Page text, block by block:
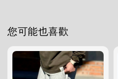
您可能也喜歡